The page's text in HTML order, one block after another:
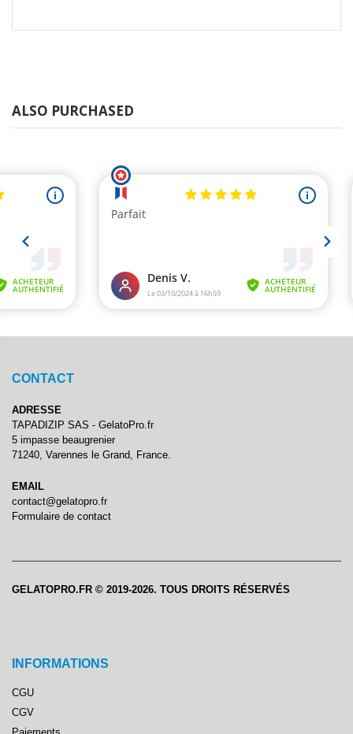
ALSO PURCHASED
CONTACT
ADRESSE
TAPADIZIP SAS - GelatoPro.fr
5 impasse beaugrenier
71240, Varennes le Grand, France.
EMAIL
contact@gelatopro.fr
Formulaire de contact
GELATOPRO.FR © 2019-2026. TOUS DROITS RÉSERVÉS
INFORMATIONS
CGU
CGV